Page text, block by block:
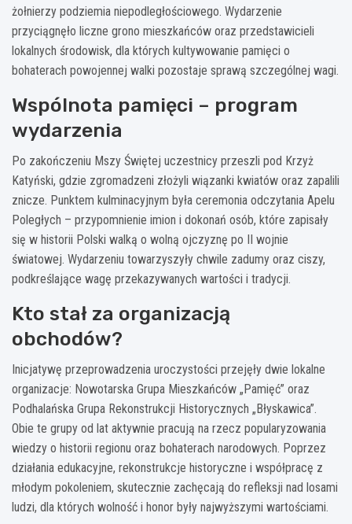
żołnierzy podziemia niepodległościowego. Wydarzenie
przyciągnęło liczne grono mieszkańców oraz przedstawicieli
lokalnych środowisk, dla których kultywowanie pamięci o
bohaterach powojennej walki pozostaje sprawą szczególnej wagi.
Wspólnota pamięci – program
wydarzenia
Po zakończeniu Mszy Świętej uczestnicy przeszli pod Krzyż
Katyński, gdzie zgromadzeni złożyli wiązanki kwiatów oraz zapalili
znicze. Punktem kulminacyjnym była ceremonia odczytania Apelu
Poległych – przypomnienie imion i dokonań osób, które zapisały
się w historii Polski walką o wolną ojczyznę po II wojnie
światowej. Wydarzeniu towarzyszyły chwile zadumy oraz ciszy,
podkreślające wagę przekazywanych wartości i tradycji.
Kto stał za organizacją
obchodów?
Inicjatywę przeprowadzenia uroczystości przejęły dwie lokalne
organizacje: Nowotarska Grupa Mieszkańców „Pamięć” oraz
Podhalańska Grupa Rekonstrukcji Historycznych „Błyskawica”.
Obie te grupy od lat aktywnie pracują na rzecz popularyzowania
wiedzy o historii regionu oraz bohaterach narodowych. Poprzez
działania edukacyjne, rekonstrukcje historyczne i współpracę z
młodym pokoleniem, skutecznie zachęcają do refleksji nad losami
ludzi, dla których wolność i honor były najwyższymi wartościami.